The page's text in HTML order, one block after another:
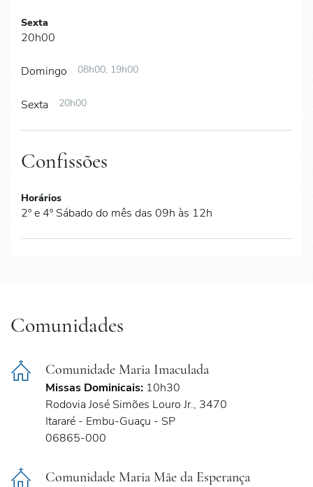
Sexta
20h00
Domingo 08h00, 19h00
Sexta 20h00
Confissões
Horários
2º e 4º Sábado do mês das 09h às 12h
Comunidades
Comunidade Maria Imaculada
Missas Dominicais: 10h30
Rodovia José Simões Louro Jr., 3470
Itararé - Embu-Guaçu - SP
06865-000
Comunidade Maria Mãe da Esperança